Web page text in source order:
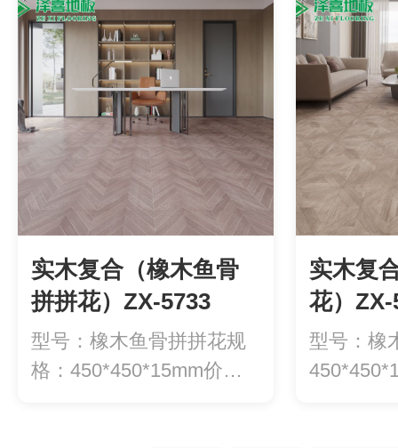
实木复合（橡木鱼骨
拼拼花）ZX-5733
型号：橡木鱼骨拼拼花规
格：450*450*15mm价
实木复
花）ZX-
型号：橡